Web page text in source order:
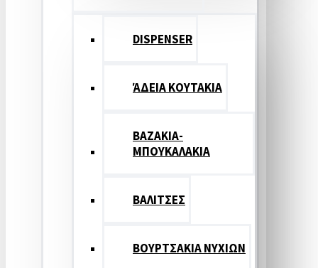
DISPENSER
ΆΔΕΙΑ ΚΟΥΤΑΚΙΑ
ΒΑΖΑΚΙΑ-
ΜΠΟΥΚΑΛΑΚΙΑ
ΒΑΛΙΤΣΕΣ
ΒΟΥΡΤΣΑΚΙΑ ΝΥΧΙΩΝ